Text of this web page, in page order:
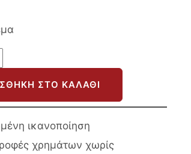
ΣΤΟ ΚΑΛΆΘΙ
ικανοποίηση
χρημάτων χωρίς